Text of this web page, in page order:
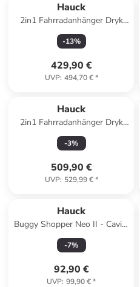
Hauck
2in1 Fahrradanhänger Dryk
Duo für 2 in blue
-13%
429,90 €
UVP: 494,70 €*
Hauck
2in1 Fahrradanhänger Dryk
Duo Plus für 2 in gruen
-3%
509,90 €
UVP: 529,99 €*
Hauck
Buggy Shopper Neo II - Caviar
Silver in schwarz,grau
-7%
92,90 €
UVP: 99,90 €*